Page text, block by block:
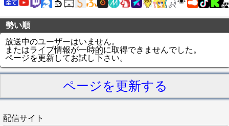
勢い順
放送中のユーザーはいません。
またはライブ情報が一時的に取得できませんでした。
ページを更新してお試し下さい。
ページを更新する
配信サイト